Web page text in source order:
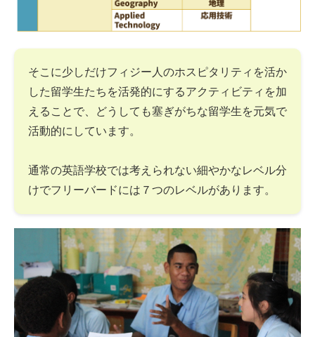
そこに少しだけフィジー人のホスピタリティを活か
した留学生たちを活発的にするアクティビティを加
えることで、どうしても塞ぎがちな留学生を元気で
活動的にしています。
通常の英語学校では考えられない細やかなレベル分
けでフリーバードには７つのレベルがあります。